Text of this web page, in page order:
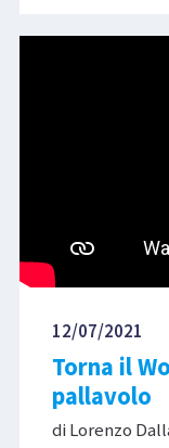
12/07/2021
Torna il
pallavolo
di Lorenzo